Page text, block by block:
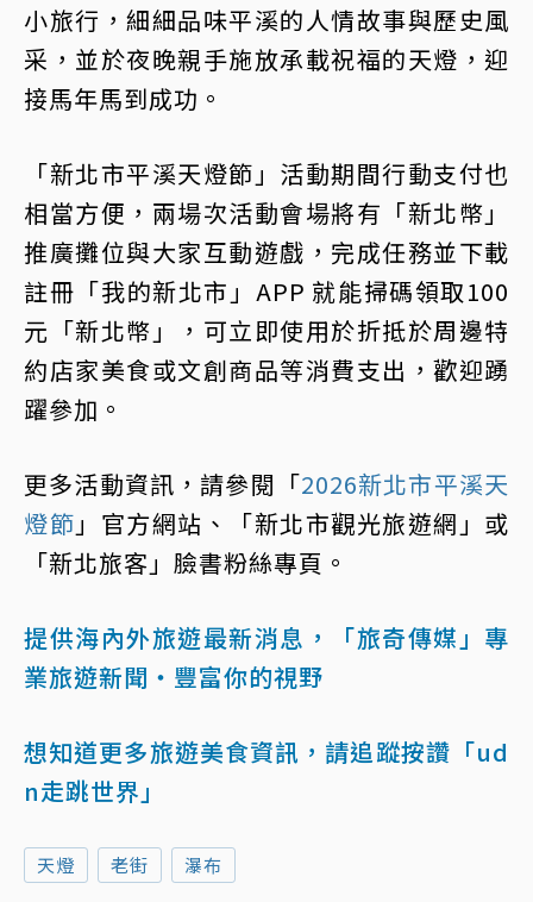
小旅行，細細品味平溪的人情故事與歷史風
采，並於夜晚親手施放承載祝福的天燈，迎
接馬年馬到成功。
「新北市平溪天燈節」活動期間行動支付也
相當方便，兩場次活動會場將有「新北幣」
推廣攤位與大家互動遊戲，完成任務並下載
註冊「我的新北市」APP 就能掃碼領取100
元「新北幣」，可立即使用於折抵於周邊特
約店家美食或文創商品等消費支出，歡迎踴
躍參加。
更多活動資訊，請參閱「2026新北市平溪天
燈節 」官方網站、「新北市觀光旅遊網」或
「新北旅客」臉書粉絲專頁。
提供海內外旅遊最新消息，「旅奇傳媒」專
業旅遊新聞‧豐富你的視野
想知道更多旅遊美食資訊，請追蹤按讚「ud
n走跳世界」
天燈 老街 瀑布